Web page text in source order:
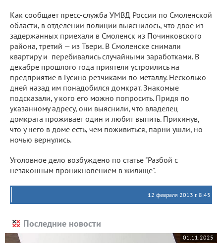
Как сообщает пресс-служба УМВД России по Смоленской
области, в отделении полиции выяснилось, что двое из
задержанных приехали в Смоленск из Починковского
района, третий — из Твери. В Смоленске снимали
квартиру и перебивались случайными заработками. В
декабре прошлого года приятели устроились на
предприятие в Гусино резчиками по металлу. Несколько
дней назад им понадобился домкрат. Знакомые
подсказали, у кого его можно попросить. Придя по
указанному адресу, они выяснили, что владелец
домкрата проживает один и любит выпить. Прикинув,
что у него в доме есть, чем поживиться, парни ушли, но
ночью вернулись.
Уголовное дело возбуждено по статье "Разбой с
незаконным проникновением в жилище".
12 февраля 2013 г. 8:45
Последние новости
01.11.2025